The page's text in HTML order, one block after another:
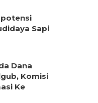
Sapi
Dana
Komisi
Ke